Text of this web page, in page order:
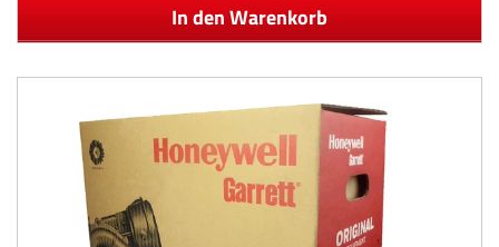
In den Warenkorb